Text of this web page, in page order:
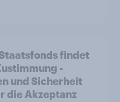
findet
-
und Sicherheit
die Akzeptanz